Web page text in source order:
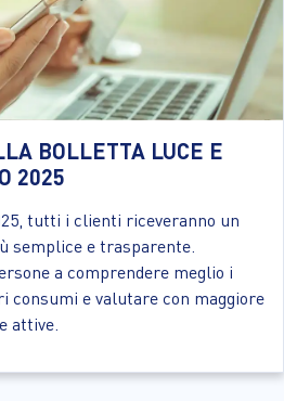
BOLLETTA LUCE E
2025
tutti i clienti riceveranno un
semplice e trasparente.
a comprendere meglio i
e valutare con maggiore
attive.